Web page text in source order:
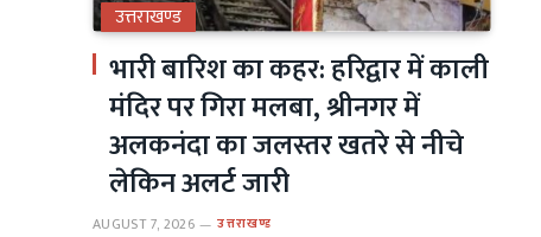
उत्तराखण्ड
भारी बारिश का कहर: हरिद्वार में काली
मंदिर पर गिरा मलबा, श्रीनगर में
अलकनंदा का जलस्तर खतरे से नीचे
लेकिन अलर्ट जारी
AUGUST 7, 2026 उत्तराखण्ड